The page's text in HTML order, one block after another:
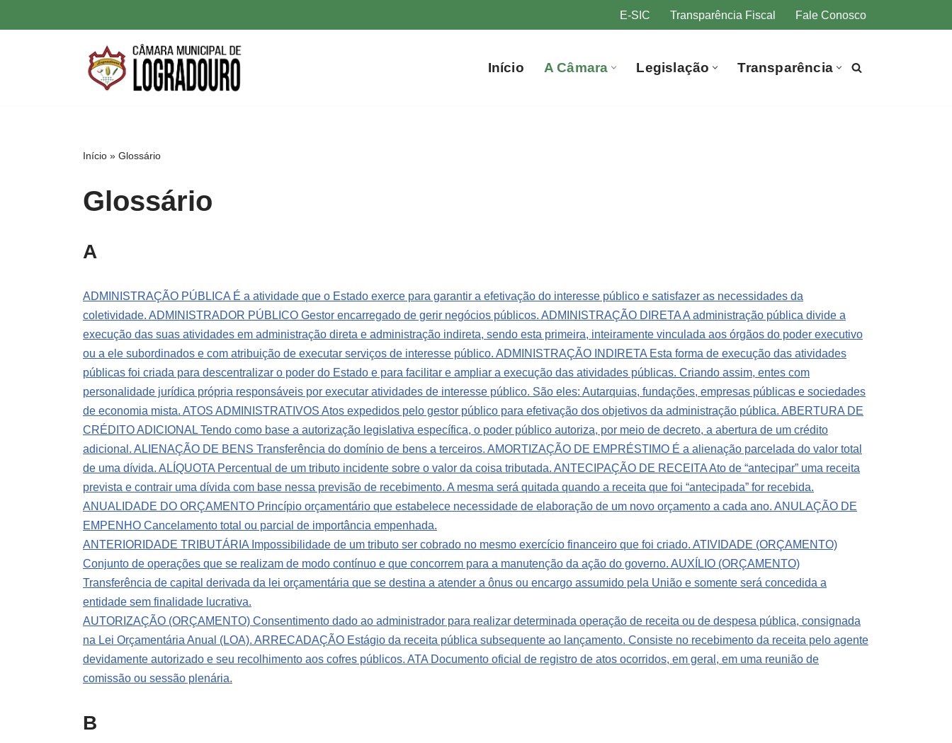
E-SIC Transparência Fiscal Fale Conosco
Início A Câmara Legislação Transparência
Início » Glossário
Glossário
A
ADMINISTRAÇÃO PÚBLICA É a atividade que o Estado exerce para garantir a efetivação do interesse público e satisfazer as necessidades da
coletividade. ADMINISTRADOR PÚBLICO Gestor encarregado de gerir negócios públicos. ADMINISTRAÇÃO DIRETA A administração pública divide a
execução das suas atividades em administração direta e administração indireta, sendo esta primeira, inteiramente vinculada aos órgãos do poder executivo
ou a ele subordinados e com atribuição de executar serviços de interesse público. ADMINISTRAÇÃO INDIRETA Esta forma de execução das atividades
públicas foi criada para descentralizar o poder do Estado e para facilitar e ampliar a execução das atividades públicas. Criando assim, entes com
personalidade jurídica própria responsáveis por executar atividades de interesse público. São eles: Autarquias, fundações, empresas públicas e sociedades
de economia mista. ATOS ADMINISTRATIVOS Atos expedidos pelo gestor público para efetivação dos objetivos da administração pública. ABERTURA DE
CRÉDITO ADICIONAL Tendo como base a autorização legislativa específica, o poder público autoriza, por meio de decreto, a abertura de um crédito
adicional. ALIENAÇÃO DE BENS Transferência do domínio de bens a terceiros. AMORTIZAÇÃO DE EMPRÉSTIMO É a alienação parcelada do valor total
de uma dívida. ALÍQUOTA Percentual de um tributo incidente sobre o valor da coisa tributada. ANTECIPAÇÃO DE RECEITA Ato de “antecipar” uma receita
prevista e contrair uma dívida com base nessa previsão de recebimento. A mesma será quitada quando a receita que foi “antecipada” for recebida.
ANUALIDADE DO ORÇAMENTO Princípio orçamentário que estabelece necessidade de elaboração de um novo orçamento a cada ano. ANULAÇÃO DE
EMPENHO Cancelamento total ou parcial de importância empenhada.
ANTERIORIDADE TRIBUTÁRIA Impossibilidade de um tributo ser cobrado no mesmo exercício financeiro que foi criado. ATIVIDADE (ORÇAMENTO)
Conjunto de operações que se realizam de modo contínuo e que concorrem para a manutenção da ação do governo. AUXÍLIO (ORÇAMENTO)
Transferência de capital derivada da lei orçamentária que se destina a atender a ônus ou encargo assumido pela União e somente será concedida a
entidade sem finalidade lucrativa.
AUTORIZAÇÃO (ORÇAMENTO) Consentimento dado ao administrador para realizar determinada operação de receita ou de despesa pública, consignada
na Lei Orçamentária Anual (LOA). ARRECADAÇÃO Estágio da receita pública subsequente ao lançamento. Consiste no recebimento da receita pelo agente
devidamente autorizado e seu recolhimento aos cofres públicos. ATA Documento oficial de registro de atos ocorridos, em geral, em uma reunião de
comissão ou sessão plenária.
B